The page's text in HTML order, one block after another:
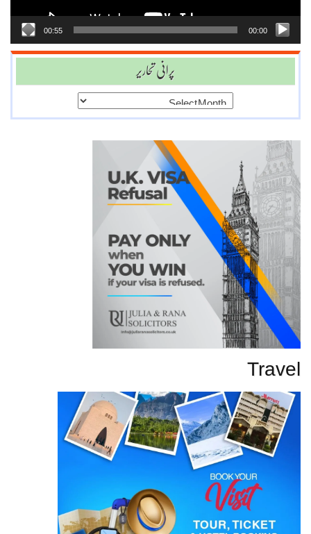
00:00
00:55
پرانی تحاریر
Travel